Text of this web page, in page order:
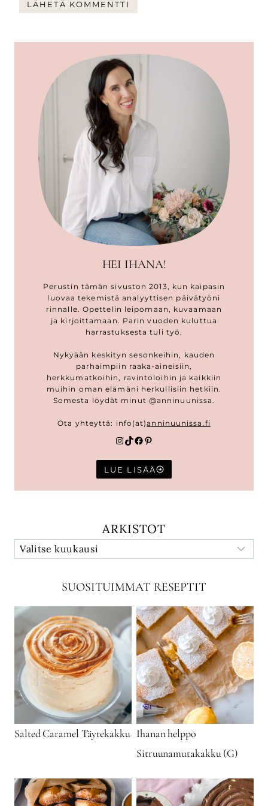
HEI IHANA!
Perustin tämän sivuston 2013, kun kaipasin
luovaa tekemistä analyyttisen päivätyöni
rinnalle. Opettelin leipomaan, kuvaamaan
ja kirjoittamaan. Parin vuoden kuluttua
harrastuksesta tuli työ.
Nykyään keskityn sesonkeihin, kauden
parhaimpiin raaka-aineisiin,
herkkumatkoihin, ravintoloihin ja kaikkiin
muihin oman elämäni herkullisiin hetkiin.
Somesta löydät minut @anninuunissa.
Ota yhteyttä: info(at)anninuunissa.fi
Instagram
TikTok
Facebook
Pinterest
LUE LISÄÄ
ARKISTOT
SUOSITUIMMAT RESEPTIT
Salted Caramel Täytekakku Ihanan helppo
Sitruunamutakakku (G)